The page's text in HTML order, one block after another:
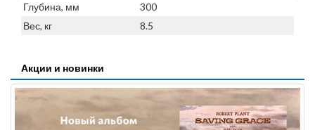
Глубина, мм
300
Вес, кг
8.5
Акции и новинки